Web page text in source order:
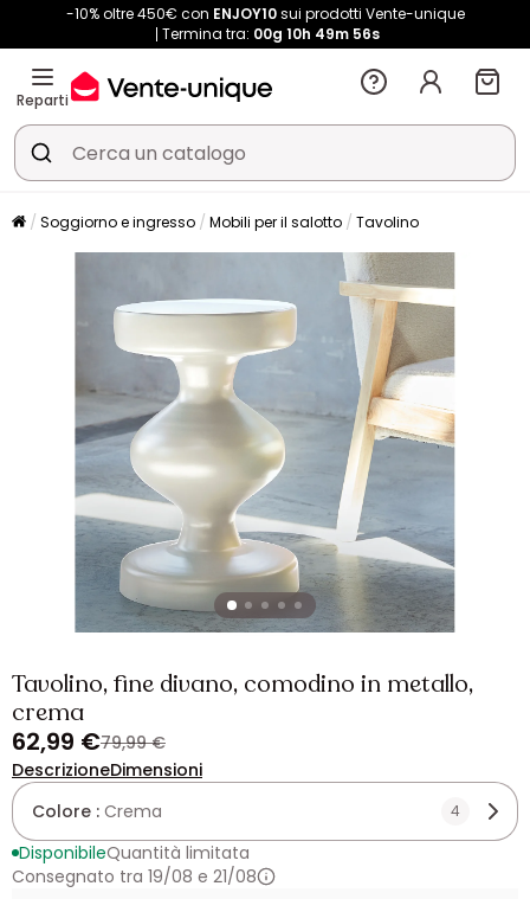
-10% oltre 450€ con ENJOY10sui prodotti Vente-unique
Termina tra: 00g 10h 49m 55s
Reparti
Soggiorno e ingresso Mobili per il salotto Tavolino
Tavolino, fine divano, comodino in metallo,
crema
62,99 €79,99 €
DescrizioneDimensioni
Colore : Crema 4
DisponibileQuantità limitata
Consegnato tra 19/08 e 21/08